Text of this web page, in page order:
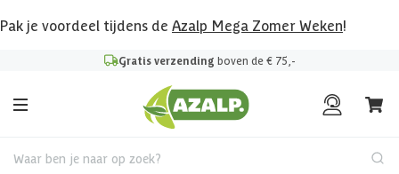
Pak je voordeel tijdens de Azalp Mega Zomer Weken!
Gratis verzending boven de € 75,-
Waar ben je naar op zoek?